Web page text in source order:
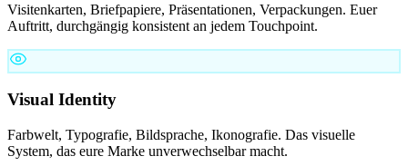
Visitenkarten, Briefpapiere, Präsentationen, Verpackungen. Euer
Auftritt, durchgängig konsistent an jedem Touchpoint.
Visual Identity
Farbwelt, Typografie, Bildsprache, Ikonografie. Das visuelle
System, das eure Marke unverwechselbar macht.